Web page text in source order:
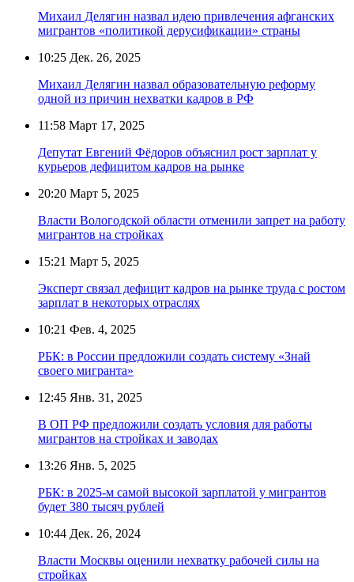
Михаил Делягин назвал идею привлечения афганских
мигрантов «политикой дерусификации» страны
10:25 Дек. 26, 2025
Михаил Делягин назвал образовательную реформу
одной из причин нехватки кадров в РФ
11:58 Март 17, 2025
Депутат Евгений Фёдоров объяснил рост зарплат у
курьеров дефицитом кадров на рынке
20:20 Март 5, 2025
Власти Вологодской области отменили запрет на работу
мигрантов на стройках
15:21 Март 5, 2025
Эксперт связал дефицит кадров на рынке труда с ростом
зарплат в некоторых отраслях
10:21 Фев. 4, 2025
РБК: в России предложили создать систему «Знай
своего мигранта»
12:45 Янв. 31, 2025
В ОП РФ предложили создать условия для работы
мигрантов на стройках и заводах
13:26 Янв. 5, 2025
РБК: в 2025-м самой высокой зарплатой у мигрантов
будет 380 тысяч рублей
10:44 Дек. 26, 2024
Власти Москвы оценили нехватку рабочей силы на
стройках